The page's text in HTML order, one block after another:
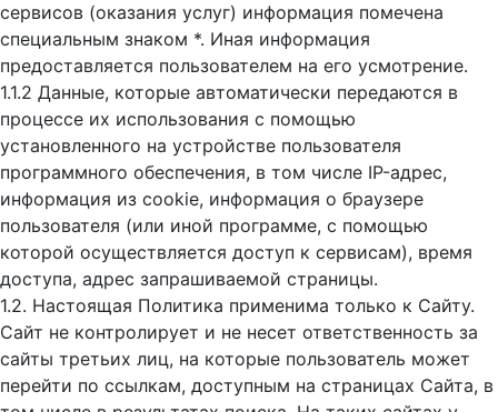
сервисов (оказания услуг) информация помечена
специальным знаком *. Иная информация
предоставляется пользователем на его усмотрение.
1.1.2 Данные, которые автоматически передаются в
процессе их использования с помощью
установленного на устройстве пользователя
программного обеспечения, в том числе IP-адрес,
информация из cookie, информация о браузере
пользователя (или иной программе, с помощью
которой осуществляется доступ к cервисам), время
доступа, адрес запрашиваемой страницы.
1.2. Настоящая Политика применима только к Сайту.
Сайт не контролирует и не несет ответственность за
сайты третьих лиц, на которые пользователь может
перейти по ссылкам, доступным на страницах Сайта, в